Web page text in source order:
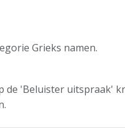
Grieks namen.
de 'Beluister uitspraak'